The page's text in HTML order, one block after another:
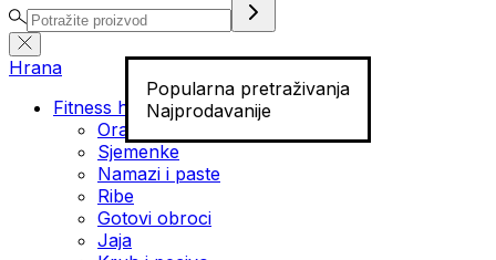
Popularna pretraživanja
Najprodavanije
Hrana
Fitness hrana
Orašasti plodovi
Sjemenke
Namazi i paste
Ribe
Gotovi obroci
Jaja